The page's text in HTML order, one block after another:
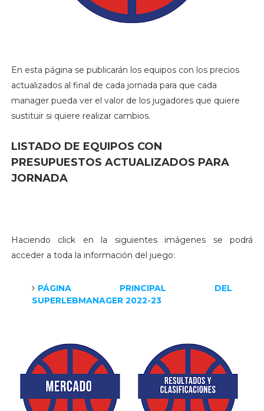
En esta página se publicarán los equipos con los precios
actualizados al final de cada jornada para que cada
manager pueda ver el valor de los jugadores que quiere
sustituir si quiere realizar cambios.
LISTADO DE EQUIPOS CON
PRESUPUESTOS ACTUALIZADOS PARA
JORNADA
Haciendo click en la siguientes imágenes se podrá
acceder a toda la información del juego:
PÁGINA PRINCIPAL DEL
SUPERLEBMANAGER 2022-23